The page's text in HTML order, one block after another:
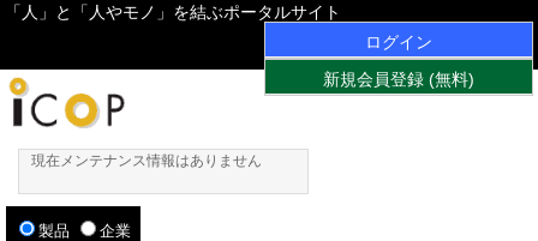
「人」と「人やモノ」を結ぶポータルサイト
ログイン
新規会員登録 (無料)
現在メンテナンス情報はありません
製品 企業